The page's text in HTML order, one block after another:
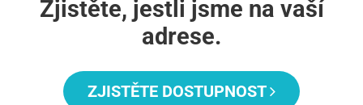
Zjistěte, jestli jsme na vaší
adrese.
ZJISTĚTE DOSTUPNOST